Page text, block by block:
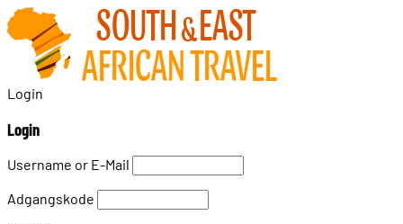
Login
Login
Username or E-Mail
Adgangskode